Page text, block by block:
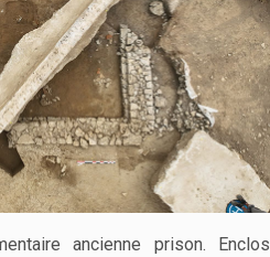
ancienne prison. Enclos